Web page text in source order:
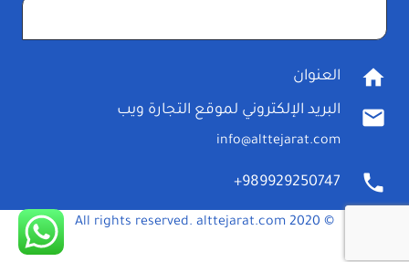
عن:
home العنوان
mail البريد الإلكتروني لموقع التجارة ويب
info@alttejarat.com
phone
989929250747+
© 2020 All rights reserved. alttejarat.com